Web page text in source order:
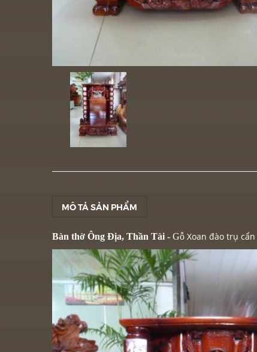
MÔ TẢ SẢN PHẨM
Bàn thờ Ông Địa, Thần Tài - Gỗ Xoan đào trụ cẩn